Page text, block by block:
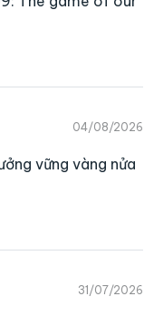
04/08/2026
vững vàng nửa
31/07/2026